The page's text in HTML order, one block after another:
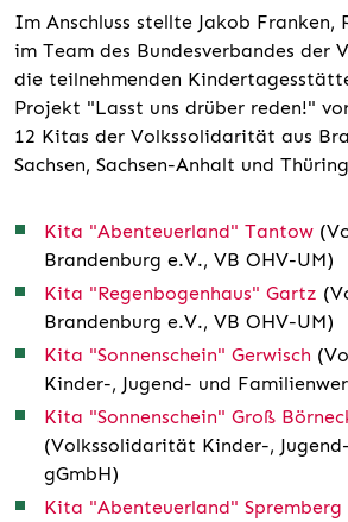
Im Anschluss stellte Jakob
im Team des Bundesverbandes der
die teilnehmenden
Projekt "Lasst uns drüber reden!"
12 Kitas der Volkssolidarität aus
Sachsen, Sachsen-Anhalt und
Kita "Abenteuerland" Tantow
Brandenburg e.V., VB OHV-UM)
Kita "Regenbogenhaus" Gartz
Brandenburg e.V., VB OHV-UM)
Kita "Sonnenschein" Gerwisch
Kinder-, Jugend- und
Kita "Sonnenschein" Groß
(Volkssolidarität Kinder-,
gGmbH)
Kita "Abenteuerland" Spremberg